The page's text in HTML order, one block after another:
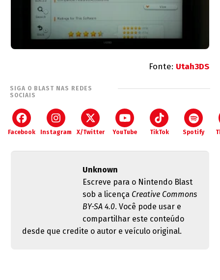
Fonte: Utah3DS
SIGA O BLAST NAS REDES
SOCIAIS
Facebook Instagram X/Twitter YouTube TikTok Spotify
Unknown
Escreve para o Nintendo Blast
sob a licença Creative Commons
BY-SA 4.0. Você pode usar e
compartilhar este conteúdo
desde que credite o autor e veículo original.